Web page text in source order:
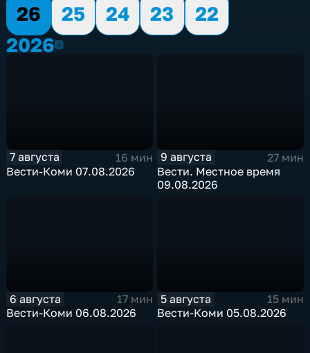
26
25 24 23
22
20262026
7 августа
16 мин
Вести-Коми 07.08.2026
9 августа
27 мин
Вести. Местное время
09.08.2026
6 августа
17 мин
Вести-Коми 06.08.2026
5 августа
15 мин
Вести-Коми 05.08.2026